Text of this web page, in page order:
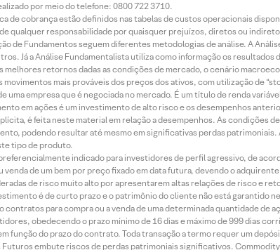
por meio do telefone: 0800 722 3710.
de cobrança estão definidos nas tabelas de custos operacionais
qualquer responsabilidade por quaisquer prejuízos, diretos ou
de Fundamentos seguem diferentes metodologias de análise. A
Já a Análise Fundamentalista utiliza como informação os
melhores retornos dadas as condições de mercado, o cenário
mais prováveis dos preços dos ativos, com utilização de
uma empresa que é negociada no mercado. É um título de renda
em ações é um investimento de alto risco e os desempenhos
é feita neste material em relação a desempenhos. As
podendo resultar até mesmo em significativas perdas
tipo de produto.
indicado para investidores de perfil agressivo, de
de um bem por preço fixado em data futura, devendo o
de risco muito alto por apresentarem altas relações de risco e
é de curto prazo e o patrimônio do cliente não está garantido
para compra ou a venda de uma determinada quantidade de
obedecendo o prazo mínimo de 16 dias e máximo de 999 dias
função do prazo do contrato. Toda transação a termo requer um
embute riscos de perdas patrimoniais significativos.